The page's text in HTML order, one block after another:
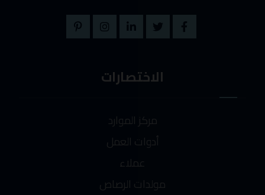
الاختصارات
مركز الموارد
أدوات العمل
عملاء
مولدات الرصاص